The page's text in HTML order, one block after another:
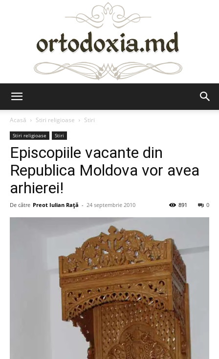
Acasă
Stiri religioase Stiri
Stiri religioase Stiri
Episcopiile vacante din
Republica Moldova vor avea
arhierei!
De către Preot Iulian Raţă - 24 septembrie 2010 0
891